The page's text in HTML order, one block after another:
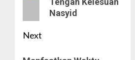
Nasyid
Next